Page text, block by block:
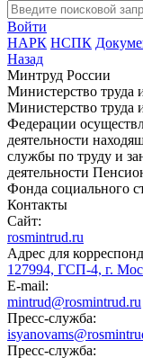
Войти
НАРК НСПК
Назад
Минтруд России
Министерство
Министерство труда
Федерации
деятельности
службы по труду и
деятельности
Фонда социального
Контакты
Сайт:
rosmintrud.ru
Адрес для
127994, ГСП-4, г.
E-mail:
mintrud@rosmintrud.ru
Пресс-служба:
Пресс-служба: